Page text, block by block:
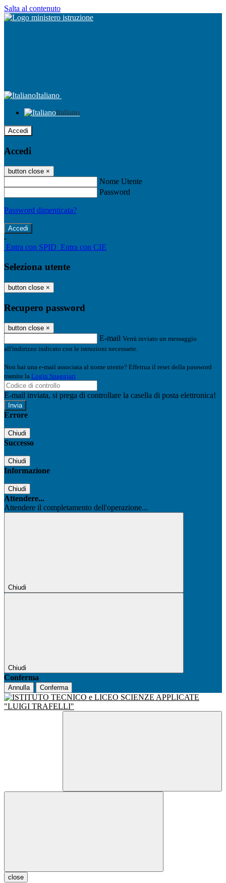
Salta al contenuto
Italiano
Italiano
Accedi
Accedi
button close ×
Nome Utente
Password
Password dimenticata?
-
Entra con SPID Entra con CIE
Seleziona utente
button close ×
Recupero password
button close ×
E-mail Verrà inviato un messaggio
all'indirizzo indicato con le istruzioni necessarie.
Non hai una e-mail associata al nome utente? Effettua il reset della password
tramite la Login Spaggiari
E-mail inviata, si prega di controllare la casella di posta elettronica!
Errore
Chiudi
Successo
Chiudi
Informazione
Chiudi
Attendere...
Attendere il completamento dell'operazione...
Chiudi
Chiudi
Conferma
Annulla Conferma
close